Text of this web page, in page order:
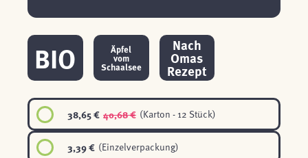
BIO Äpfel
vom
Schaalsee
Nach
Omas
Rezept
38,65 € 40,68 € (Karton - 12 Stück)
3,39 € (Einzelverpackung)